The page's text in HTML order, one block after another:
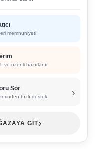
memnuniyeti
ve özenli hazırlanır
Sor
hızlı destek ›
GİT›